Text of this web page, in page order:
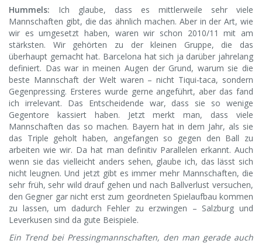
Hummels: Ich glaube, dass es mittlerweile sehr viele
Mannschaften gibt, die das ähnlich machen. Aber in der Art, wie
wir es umgesetzt haben, waren wir schon 2010/11 mit am
stärksten. Wir gehörten zu der kleinen Gruppe, die das
überhaupt gemacht hat. Barcelona hat sich ja darüber jahrelang
definiert. Das war in meinen Augen der Grund, warum sie die
beste Mannschaft der Welt waren – nicht Tiqui-taca, sondern
Gegenpressing. Ersteres wurde gerne angeführt, aber das fand
ich irrelevant. Das Entscheidende war, dass sie so wenige
Gegentore kassiert haben. Jetzt merkt man, dass viele
Mannschaften das so machen. Bayern hat in dem Jahr, als sie
das Triple geholt haben, angefangen so gegen den Ball zu
arbeiten wie wir. Da hat man definitiv Parallelen erkannt. Auch
wenn sie das vielleicht anders sehen, glaube ich, das lässt sich
nicht leugnen. Und jetzt gibt es immer mehr Mannschaften, die
sehr früh, sehr wild drauf gehen und nach Ballverlust versuchen,
den Gegner gar nicht erst zum geordneten Spielaufbau kommen
zu lassen, um dadurch Fehler zu erzwingen – Salzburg und
Leverkusen sind da gute Beispiele.
Ein Trend bei Pressingmannschaften, den man gerade auch